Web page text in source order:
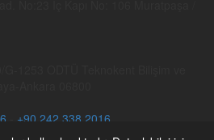
+90 242 338 2016